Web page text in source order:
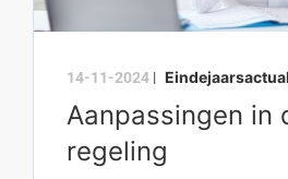
14-11-2024 |
Aanpassingen in
regeling